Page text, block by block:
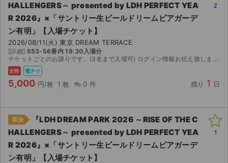
HALLENGERS～ presented by LDH PERFECT YEA
R 2026』×「サントリー⽣ビールドリームビアガーデ
ン有明」【入場チケット】
2026/08/11(火) 東京 DREAM TERRACE
[詳細] S53-56番内 18:30入場分
チケットごとのお譲りです。(3名まで入場可) ログイン情報お伝え致します。
女性 電チケ
5,000 円/枚 1 枚 0 件 残り 1 日
2
即決
『LDH DREAM PARK 2026 ～RISE OF THE C
HALLENGERS～ presented by LDH PERFECT YEA
R 2026』×「サントリー⽣ビールドリームビアガーデ
ン有明」【入場チケット】
1